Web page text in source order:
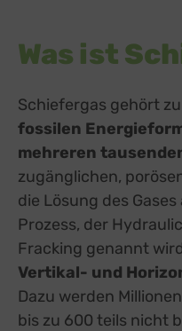
Was ist
Schiefergas gehört zu
fossilen
mehreren
zugänglichen,
die Lösung des
Prozess, der
Fracking genannt
Vertikal- und
Dazu werden
bis zu 600 teils nicht